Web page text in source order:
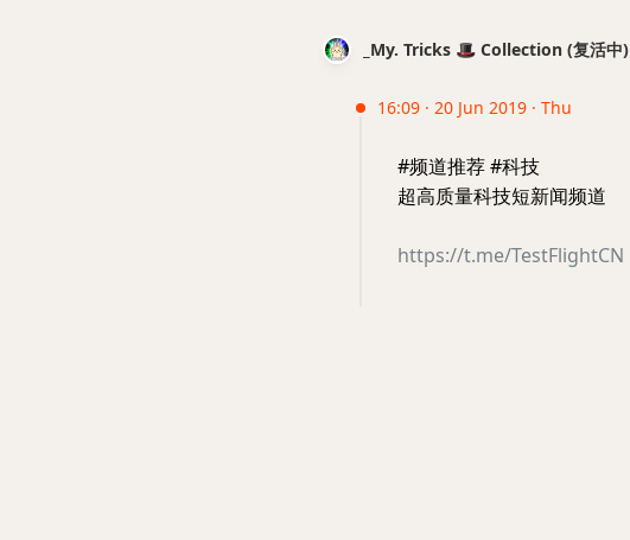
_My. Tricks 🎩 Collection (复活中)
16:09 · 20 Jun 2019 · Thu
#频道推荐 #科技
超高质量科技短新闻频道
https://t.me/TestFlightCN